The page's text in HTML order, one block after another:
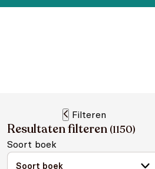
Filteren
Resultaten filteren (1150)
Soort boek